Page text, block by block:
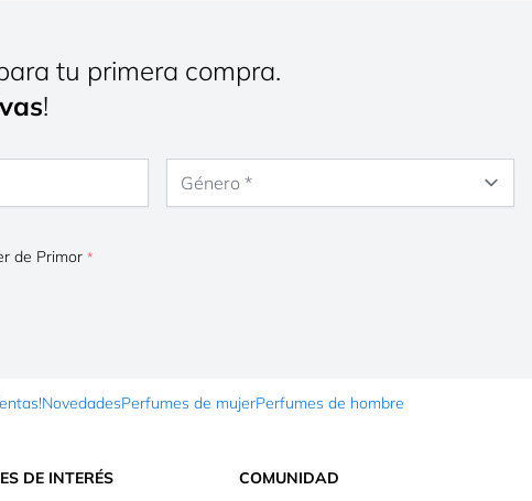
tu primera compra.
!
de Primor
NovedadesPerfumes de mujerPerfumes de hombre
DE INTERÉS
COMUNIDAD